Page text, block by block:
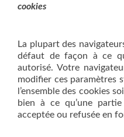
cookies
La plupart des
défaut de façon à ce
autorisé. Votre
modifier ces paramètres
l’ensemble des cookies
bien à ce qu’une
acceptée ou refusée en